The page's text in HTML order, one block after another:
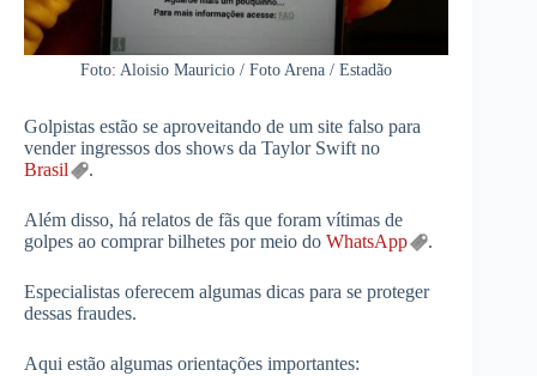
Foto: Aloisio Mauricio / Foto Arena / Estadão
Golpistas estão se aproveitando de um site falso para
vender ingressos dos shows da Taylor Swift no
Brasil
.
Além disso, há relatos de fãs que foram vítimas de
golpes ao comprar bilhetes por meio do WhatsApp .
Especialistas oferecem algumas dicas para se proteger
dessas fraudes.
Aqui estão algumas orientações importantes: